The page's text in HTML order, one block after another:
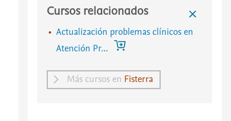
Cursos relacionados
Actualización problemas clínicos en
Atención Pr...
Más cursos en Fisterra